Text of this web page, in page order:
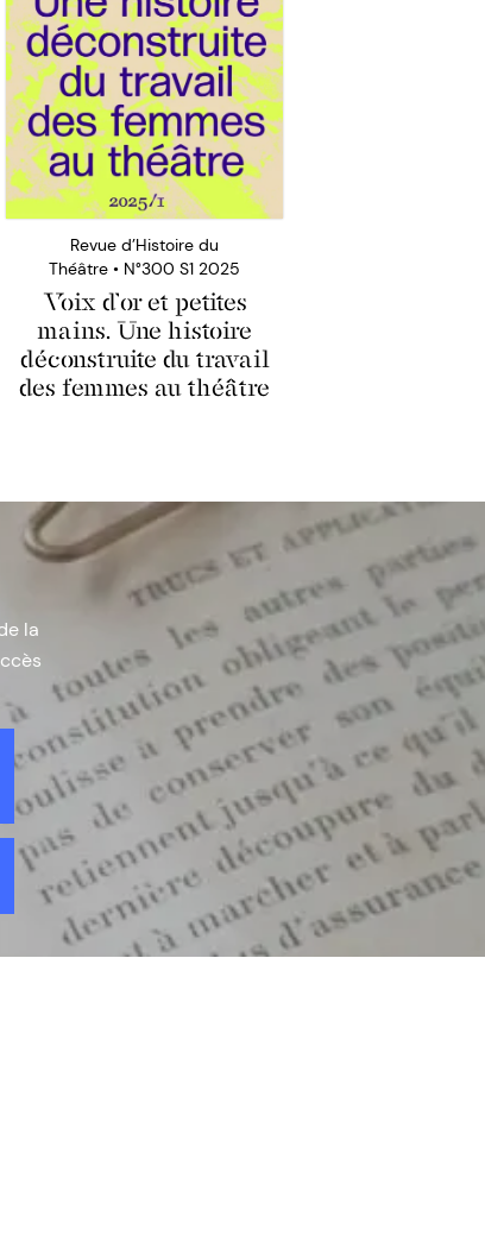
Revue d’Histoire du
Théâtre • N°300 S1 2025
Voix d’or et petites
mains. Une histoire
déconstruite du travail
des femmes au théâtre
la